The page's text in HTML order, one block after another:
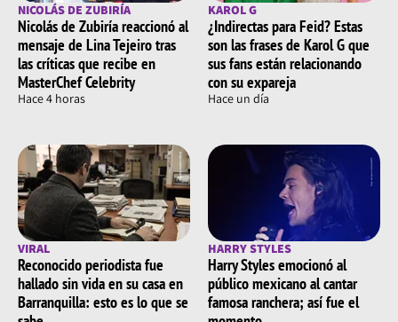
NICOLÁS DE ZUBIRÍA
Nicolás de Zubiría reaccionó al
mensaje de Lina Tejeiro tras
las críticas que recibe en
MasterChef Celebrity
Hace 4 horas
KAROL G
¿Indirectas para Feid? Estas
son las frases de Karol G que
sus fans están relacionando
con su expareja
Hace un día
VIRAL
Reconocido periodista fue
hallado sin vida en su casa en
Barranquilla: esto es lo que se
HARRY STYLES
Harry Styles emocionó al
público mexicano al cantar
famosa ranchera; así fue el